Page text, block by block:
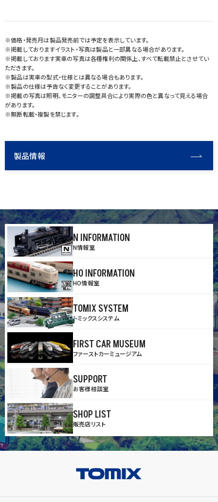
※価格・発売月は製品発売前では予定を表示しています。
※掲載しておりますイラスト・写真は製品と一部異なる場合があります。
※掲載しております実車の写真は各種権利の関係上、すべて転載禁止とさせてい
ただきます。
※製品は実車の型式・仕様とは異なる場合もあります。
※製品の仕様は予告なく変更することがあります。
※掲載の写真は照明、モニターの調整具合により実際の色と異なって見える場合
があります。
※無断転載・複製を禁じます。
製品情報
N INFORMATION
N情報室
HO INFORMATION
HO情報室
TOMIX SYSTEM
トミックスシステム
FIRST CAR MUSEUM
ファーストカーミュージアム
SUPPORT
お客様相談室
SHOP LIST
販売店リスト